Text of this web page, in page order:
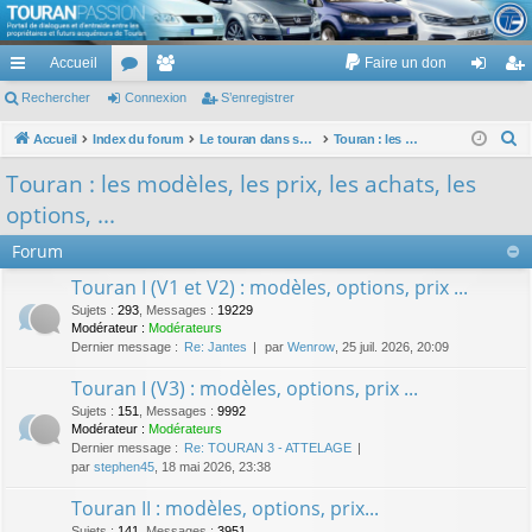
TouranPassion
Le forum des propriétaires ou futurs acquéreurs du Volkswagen Touran
cc
ès
Accueil
or
u
e
m
Faire un don
ne nr
Rechercher Connexion S’enregistrer
Accueil Index du forum Le touran dans ses versions I (V1 V2 V3) et II ... Touran : les modèles, les prix, les achats, les options, ...
r
Touran : les modèles, les prix, les achats, les
options, ...
Forum
Touran I (V1 et V2) : modèles, options, prix ...
Sujets : 293 Messages : 19229
Modérateur : Modérateurs
Dernier message : Re: Jantes par Wenrow , 25 juil. 2026, 20:09
Touran I (V3) : modèles, options, prix ...
Sujets : 151 Messages : 9992
Modérateur : Modérateurs
Dernier message : Re: TOURAN 3 - ATTELAGE
par stephen45 , 18 mai 2026, 23:38
Touran II : modèles, options, prix...